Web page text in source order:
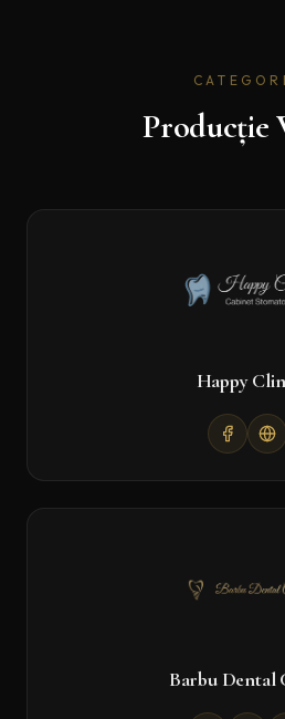
Producție
Happy
Barbu Dental